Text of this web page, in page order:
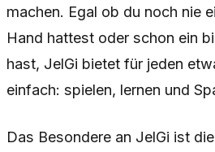
machen. Egal ob du noch nie
Hand hattest oder schon ein
hast, JelGi bietet für jeden
einfach: spielen, lernen und
Das Besondere an JelGi ist